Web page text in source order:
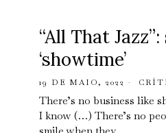
“All That
‘showtime’
19 DE MAIO, 2022
There’s no business like
I know (…) There’s no